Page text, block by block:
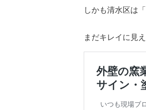
しかも清水区は
まだキレイに見